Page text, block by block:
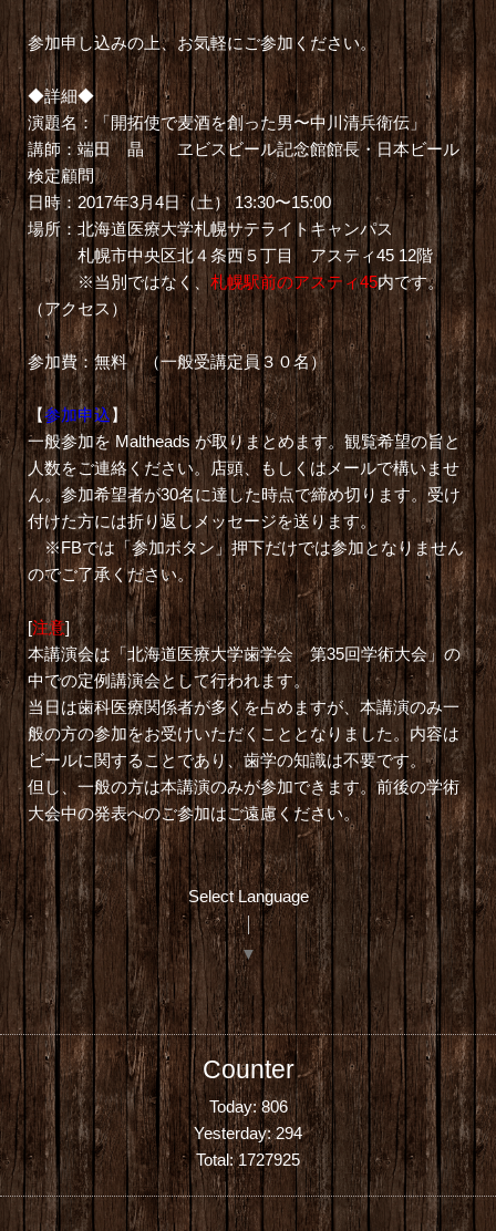
参加申し込みの上、お気軽にご参加ください。
◆詳細◆
演題名：「開拓使で麦酒を創った男〜中川清兵衛伝」
講師：端田 晶 ヱビスビール記念館館長・日本ビール
検定顧問
日時：2017年3月4日（土） 13:30〜15:00
場所：北海道医療大学札幌サテライトキャンパス
札幌市中央区北４条西５丁目 アスティ45 12階
※当別ではなく、札幌駅前のアスティ45内です。
（アクセス ）
参加費：無料 （一般受講定員３０名）
【参加申込】
一般参加を Maltheads が取りまとめます。観覧希望の旨と
人数をご連絡ください。店頭、もしくはメールで構いませ
ん。参加希望者が30名に達した時点で締め切ります。受け
付けた方には折り返しメッセージを送ります。
※FBでは「参加ボタン」押下だけでは参加となりません
のでご了承ください。
[注意]
本講演会は「北海道医療大学歯学会 第35回学術大会」の
中での定例講演会として行われます。
当日は歯科医療関係者が多くを占めますが、本講演のみ一
般の方の参加をお受けいただくこととなりました。内容は
ビールに関することであり、歯学の知識は不要です。
但し、一般の方は本講演のみが参加できます。前後の学術
大会中の発表へのご参加はご遠慮ください。
Select Language
▼
Counter
Today:806
Yesterday:294
Total:1727925